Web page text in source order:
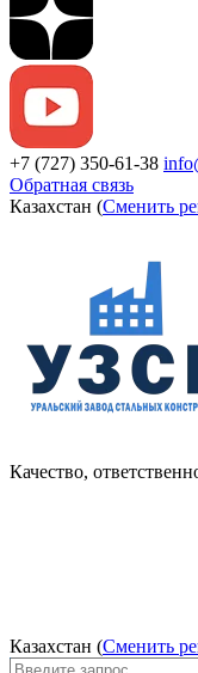
+7 (727) 350-61-38
Обратная связь
Казахстан (Сменить
УЗСК
Качество,
Казахстан (Сменить